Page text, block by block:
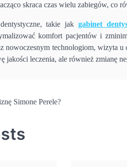
skraca czas wielu zabiegów, co
takie jak gabinet
komfort pacjentów i
nowoczesnym technologiom, wizyta
jakości leczenia, ale również zmianę
Simone Perele?